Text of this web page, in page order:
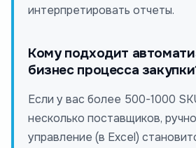
интерпретировать отчеты.
Кому подходит
бизнес процесса
Если у вас более 500-1000
несколько поставщиков,
управление (в Excel)